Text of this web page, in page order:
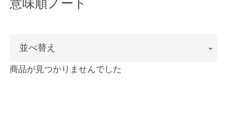
探求・自主学習のすすめ
工場フォトツアー
意味順ノート
替
並べ替え
商品が見つかりませんでした